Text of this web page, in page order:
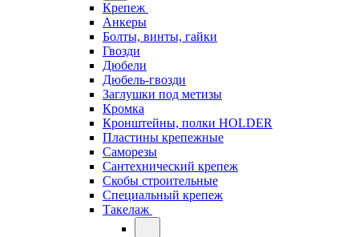
Крепеж
Анкеры
Болты, винты, гайки
Гвозди
Дюбели
Дюбель-гвозди
Заглушки под метизы
Кромка
Кронштейны, полки НОLDER
Пластины крепежные
Саморезы
Сантехнический крепеж
Скобы строительные
Специальный крепеж
Такелаж